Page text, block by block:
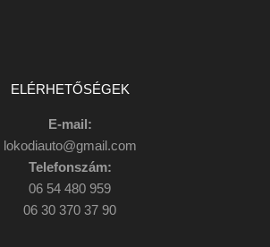
ELÉRHETŐSÉGEK
E-mail:
lokodiauto@gmail.com
Telefonszám:
06 54 480 959
06 30 370 37 90